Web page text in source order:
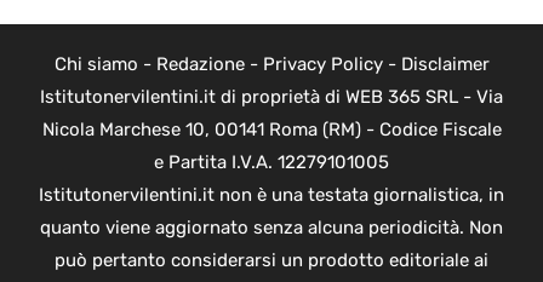
Chi siamo - Redazione- Privacy Policy- Disclaimer
Istitutonervilentini.it di proprietà di WEB 365 SRL - Via
Nicola Marchese 10, 00141 Roma (RM) - Codice Fiscale
e Partita I.V.A. 12279101005
Istitutonervilentini.it non è una testata giornalistica, in
quanto viene aggiornato senza alcuna periodicità. Non
può pertanto considerarsi un prodotto editoriale ai